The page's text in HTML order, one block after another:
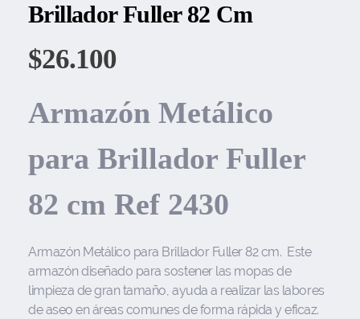
Brillador Fuller 82 Cm
$26.100
Armazón Metálico
para Brillador Fuller
82 cm Ref 2430
Armazón Metálico para Brillador Fuller 82 cm. Este
armazón diseñado para sostener las mopas de
limpieza de gran tamaño, ayuda a realizar las labores
de aseo en áreas comunes de forma rápida y eficaz.